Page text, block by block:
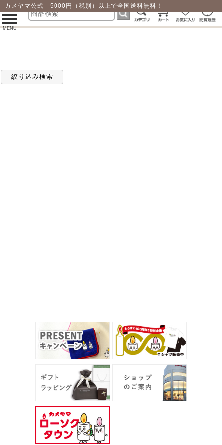
カメヤマ公式 5000円（税別）以上で全国送料無料！
toggle
navigation
MENU
絞り込み検索